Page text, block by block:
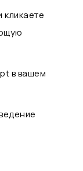
в вашем